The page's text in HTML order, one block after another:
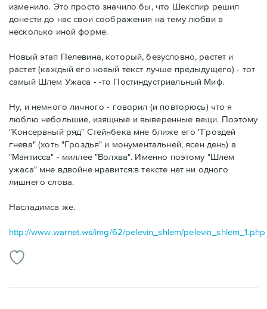
изменило. Это просто значило бы, что Шекспир решил
донести до нас свои соображения на тему любви в
несколько иной форме.
Новый этап Пелевина, который, безусловно, растет и
растет (каждый его новый текст лучше предыдущего) - тот
самый Шлем Ужаса - -то Постиндустриальный Миф.
Ну, и немного личного - говорил (и повторюсь) что я
люблю небольшие, изящные и выверенные вещи. Поэтому
"Консервный ряд" Стейнбека мне ближе его "Гроздей
гнева" (хоть "Гроздья" и монументальней, ясен день) а
"Мантисса" - миллее "Волхва". Именно поэтому "Шлем
ужаса" мне вдвойне нравится:в тексте нет ни одного
лишнего слова.
Насладимса же.
http://www.warnet.ws/img/62/pelevin_shlem/pelevin_shlem_1.php